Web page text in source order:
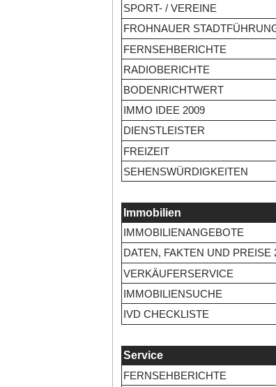
SPORT- / VEREINE
FROHNAUER
FERNSEHBERICHTE
RADIOBERICHTE
BODENRICHTWERT
IMMO IDEE 2009
DIENSTLEISTER
FREIZEIT
SEHENSWÜRDIGKEITEN
Immobilien
IMMOBILIENANGEBOTE
DATEN, FAKTEN UND PREISE
VERKÄUFERSERVICE
IMMOBILIENSUCHE
IVD CHECKLISTE
Service
FERNSEHBERICHTE